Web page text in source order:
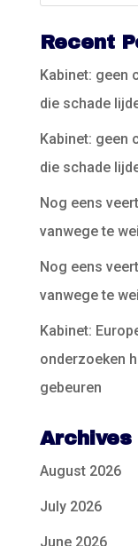
Recent
Kabinet: geen
die schade
Kabinet: geen
die schade
Nog eens
vanwege te
Nog eens
vanwege te
Kabinet:
onderzoeken
gebeuren
Archives
August 2026
July 2026
June 2026